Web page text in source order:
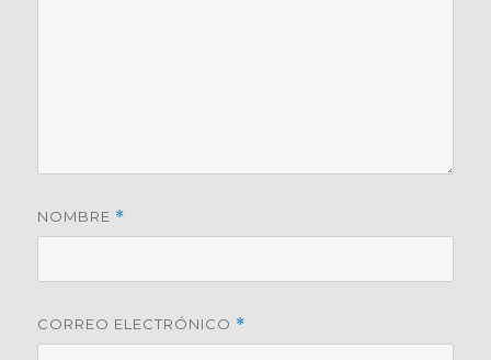
NOMBRE *
CORREO ELECTRÓNICO *